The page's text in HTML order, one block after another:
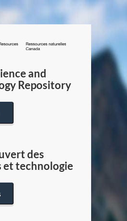
/
Canada
and
Repository
des
et technologie